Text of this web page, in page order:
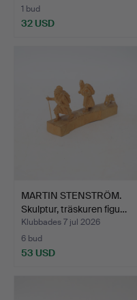
1 bud
32 USD
MARTIN STENSTRÖM.
Skulptur, träskuren figu…
Klubbades 7 jul 2026
6 bud
53 USD